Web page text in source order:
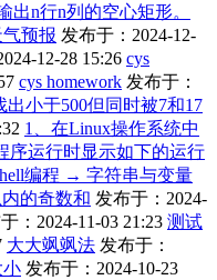
出n行n列的空心矩形。
气预报 发布于：2024-12-
12-28 15:26 cys
cys homework 发布于：
出小于500但同时被7和17
1、在Linux操作系统中
序运行时显示如下的运行
编程 → 字符串与变量
的奇数和 发布于：2024-
：2024-11-03 21:23 测试
大大飒飒法 发布于：
小 发布于：2024-10-23